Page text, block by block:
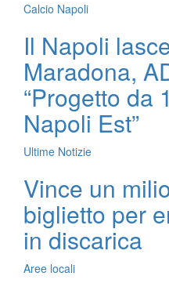
Calcio Napoli
Il Napoli
Maradona,
“Progetto da
Napoli Est”
Ultime Notizie
Vince un
biglietto per
in discarica
Aree locali